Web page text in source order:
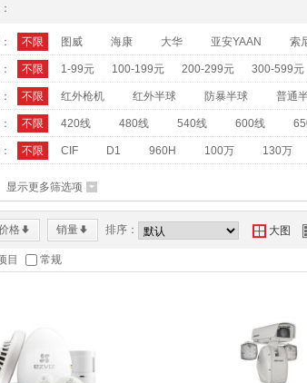
不限 图威 海康 大华 亚安YAAN 索
不限 1-99元 100-199元 200-299元 300-599元
不限 红外枪机 红外半球 防暴半球 普通
不限 420线 480线 540线 600线
不限 CIF D1 960H 100万 130万
显示更多筛选项 6
格* 销量* 排序： Y 大图
目 常规